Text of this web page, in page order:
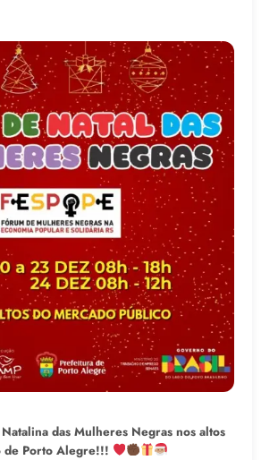
das Mulheres Negras nos altos
de Porto Alegre!!!